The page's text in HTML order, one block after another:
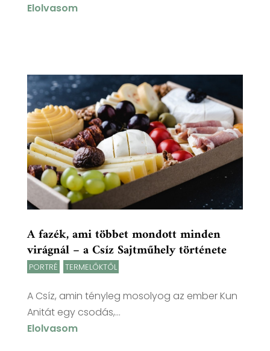
Elolvasom
A fazék, ami többet mondott minden
virágnál – a Csíz Sajtműhely története
PORTRÉ TERMELŐKTŐL
A Csíz, amin tényleg mosolyog az ember Kun
Anitát egy csodás,...
Elolvasom